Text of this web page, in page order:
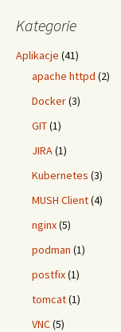
Kategorie
Aplikacje (41)
apache httpd (2)
Docker(3)
GIT(1)
JIRA(1)
Kubernetes (3)
MUSH Client(4)
nginx(5)
podman (1)
postfix(1)
tomcat(1)
VNC(5)